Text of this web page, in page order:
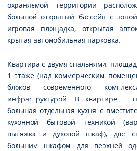
охраняемой территории
большой открытый бассейн с
игровая площадка, открытая
крытая автомобильная парковка.
Квартира с двумя спальнями,
1 этаже (над коммерческим
блоков современного
инфраструктурой. В квартире –
большая отдельная кухня с
кухонной бытовой техникой
вытяжка и духовой шкаф), две
большим шкафом для верхней